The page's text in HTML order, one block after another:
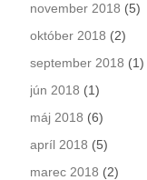
november 2018 (5)
október 2018 (2)
september 2018 (1)
jún 2018 (1)
máj 2018 (6)
apríl 2018 (5)
marec 2018 (2)